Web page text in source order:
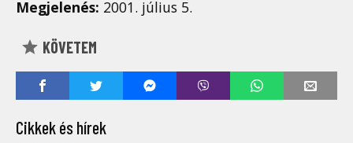
Megjelenés: 2001. július 5.
KÖVETEM
Cikkek és hírek